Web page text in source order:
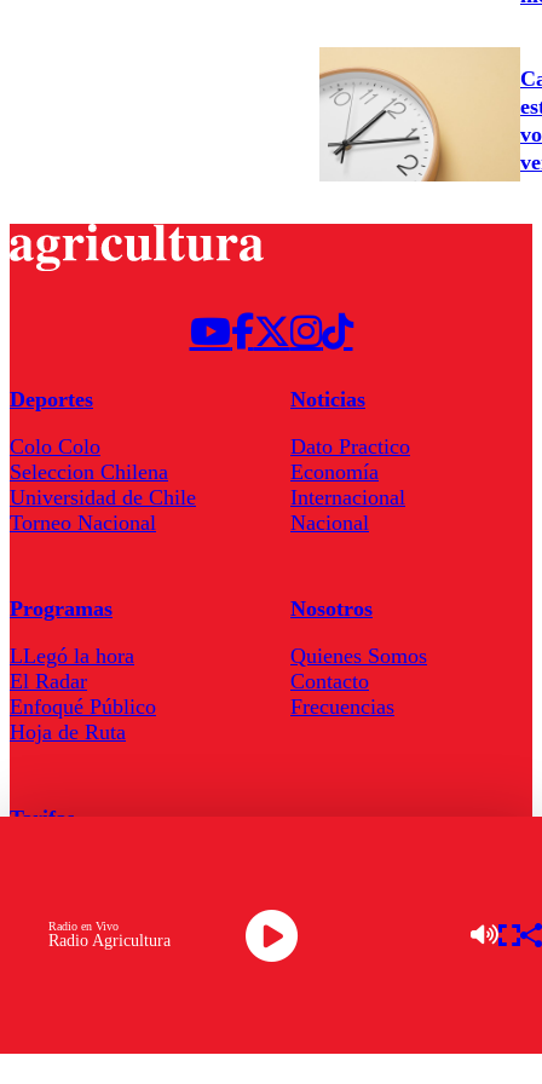
Radio Agricultura
Radio en Vivo
Deportes
Colo Colo
Seleccion Chilena
Universidad de Chile
Torneo Nacional
Noticias
Dato Practico
Economía
Internacional
Nacional
Programas
LLegó la hora
El Radar
Enfoqué Público
Hoja de Ruta
Nosotros
Quienes Somos
Contacto
Frecuencias
Tarifas
Descarga la APP